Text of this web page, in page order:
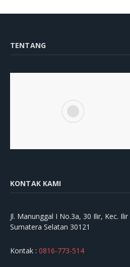
TENTANG
KONTAK KAMI
Jl. Manunggal I No.3a, 30 Ilir, Kec.
Sumatera Selatan 30121
Kontak : 0816-773-514